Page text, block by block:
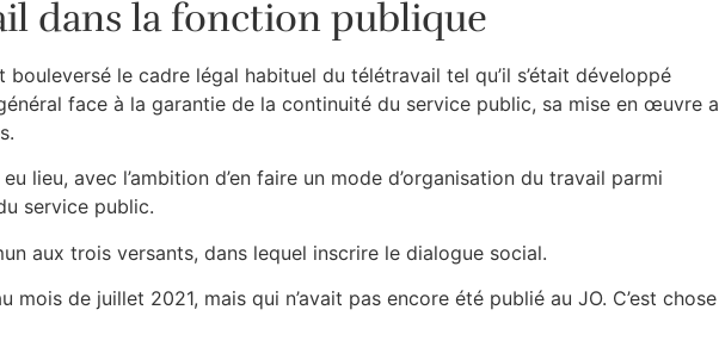
dans la fonction publique
bouleversé le cadre légal habituel du télétravail tel qu’il s’était développé
face à la garantie de la continuité du service public, sa mise en œuvre a
lieu, avec l’ambition d’en faire un mode d’organisation du travail parmi
service public.
aux trois versants, dans lequel inscrire le dialogue social.
de juillet 2021, mais qui n’avait pas encore été publié au JO. C’est chose